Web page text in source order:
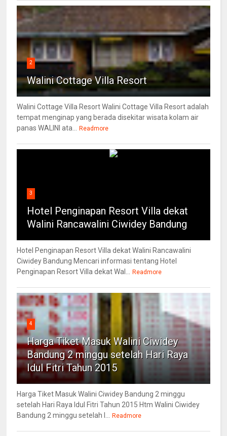
2
Walini Cottage Villa Resort
Walini Cottage Villa Resort Walini Cottage Villa Resort adalah
tempat menginap yang berada disekitar wisata kolam air
panas WALINI ata...
Readmore
3
Hotel Penginapan Resort Villa dekat
Walini Rancawalini Ciwidey Bandung
Hotel Penginapan Resort Villa dekat Walini Rancawalini
Ciwidey Bandung Mencari informasi tentang Hotel
Penginapan Resort Villa dekat Wal...
Readmore
4
Harga Tiket Masuk Walini Ciwidey
Bandung 2 minggu setelah Hari Raya
Idul Fitri Tahun 2015
Harga Tiket Masuk Walini Ciwidey Bandung 2 minggu
setelah Hari Raya Idul Fitri Tahun 2015 Htm Walini Ciwidey
Bandung 2 minggu setelah l...
Readmore